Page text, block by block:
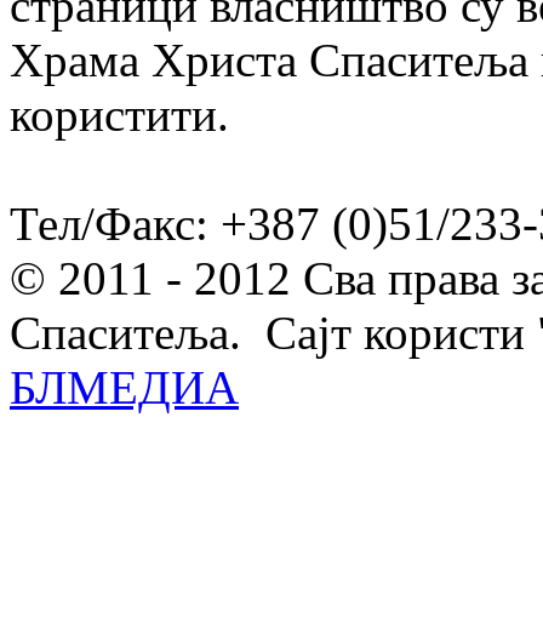
Храма Христа Спаситеља
користити.
Тел/Факс: +387 (0)51/
© 2011 - 2012 Сва права
Спаситеља. Сајт
БЛМЕДИА